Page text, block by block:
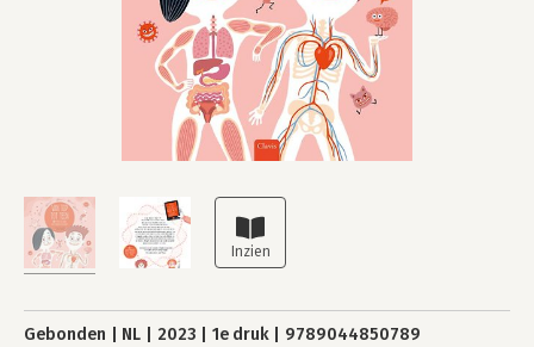
Gebonden NL 2023 1e druk 9789044850789